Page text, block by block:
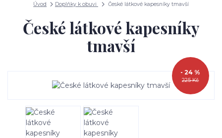
Úvod Doplňky k obuvi České látkové kapesníky tmavší
České látkové kapesníky
tmavší
225 Kč
- 24 %